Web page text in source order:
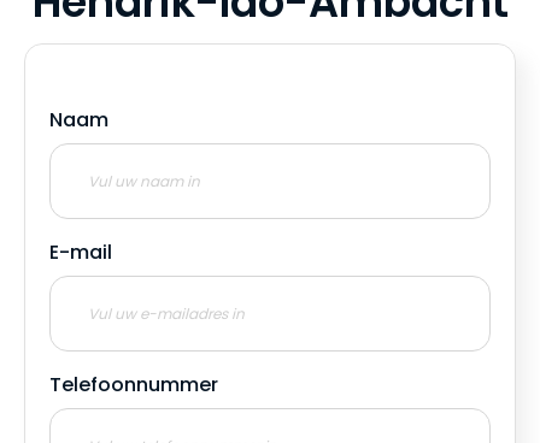
Naam
E-mail
Telefoonnummer